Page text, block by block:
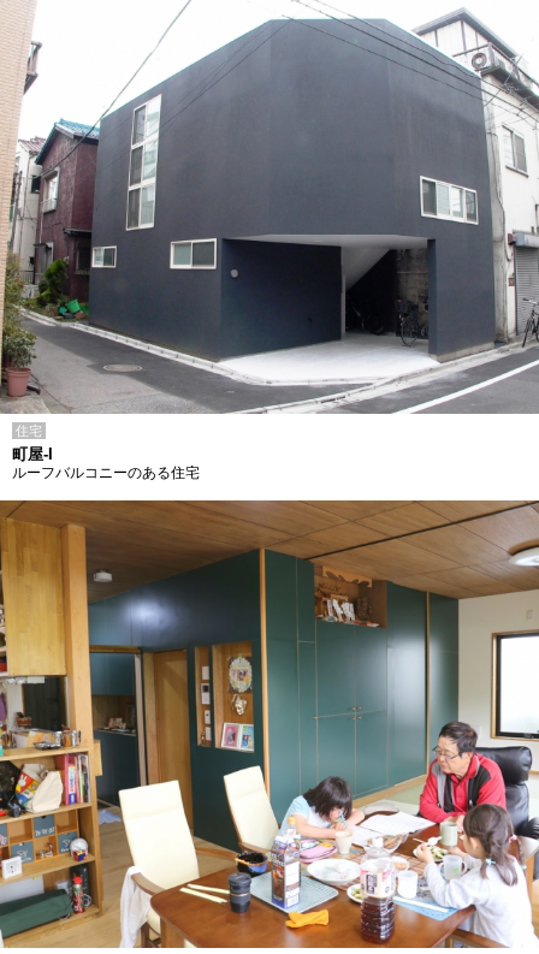
住宅
町屋-I
ルーフバルコニーのある住宅